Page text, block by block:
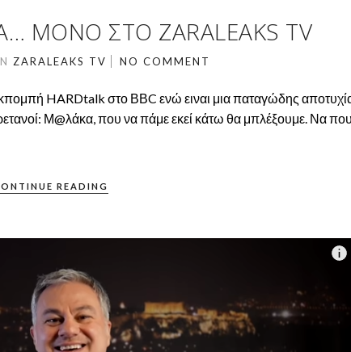
ΜΌΝΟ ΣΤΟ ZARALEAKS TV
ZARALEAKS TV NO COMMENT
HARDtalk στο ΒΒC ενώ ειναι μια παταγώδης
Μ@λάκα, που να πάμε εκεί κάτω θα μπλέξουμε. Να
READING